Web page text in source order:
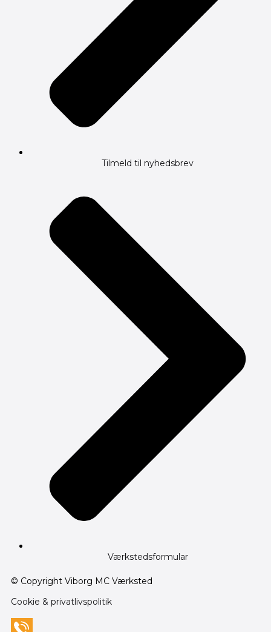
Tilmeld til nyhedsbrev
Værkstedsformular
© Copyright Viborg MC Værksted
Cookie & privatlivspolitik